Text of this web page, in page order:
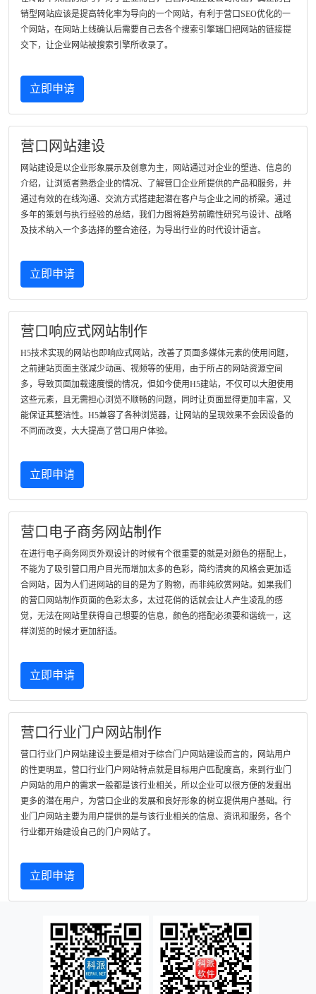
销型网站应该是提高转化率为导向的一个网站，有利于营口SEO优化的一
个网站，在网站上线确认后需要自己去各个搜索引擎端口把网站的链接提
交下，让企业网站被搜索引擎所收录了。
立即申请
营口网站建设
网站建设是以企业形象展示及创意为主，网站通过对企业的塑造、信息的
介绍，让浏览者熟悉企业的情况、了解营口企业所提供的产品和服务，并
通过有效的在线沟通、交流方式搭建起潜在客户与企业之间的桥梁。通过
多年的策划与执行经验的总结，我们力图将趋势前瞻性研究与设计、战略
及技术纳入一个多选择的整合途径，为导出行业的时代设计语言。
立即申请
营口响应式网站制作
H5技术实现的网站也即响应式网站，改善了页面多媒体元素的使用问题，
之前建站页面主张减少动画、视频等的使用，由于所占的网站资源空间
多，导致页面加载速度慢的情况，但如今使用H5建站，不仅可以大胆使用
这些元素，且无需担心浏览不顺畅的问题，同时让页面显得更加丰富，又
能保证其整洁性。H5兼容了各种浏览器，让网站的呈现效果不会因设备的
不同而改变，大大提高了营口用户体验。
立即申请
营口电子商务网站制作
在进行电子商务网页外观设计的时候有个很重要的就是对颜色的搭配上，
不能为了吸引营口用户目光而增加太多的色彩，简约清爽的风格会更加适
合网站，因为人们进网站的目的是为了购物，而非纯欣赏网站。如果我们
的营口网站制作页面的色彩太多，太过花俏的话就会让人产生凌乱的感
觉，无法在网站里获得自己想要的信息，颜色的搭配必须要和谐统一，这
样浏览的时候才更加舒适。
立即申请
营口行业门户网站制作
营口行业门户网站建设主要是相对于综合门户网站建设而言的，网站用户
的性更明显，营口行业门户网站特点就是目标用户匹配度高，来到行业门
户网站的用户的需求一般都是该行业相关，所以企业可以很方便的发掘出
更多的潜在用户，为营口企业的发展和良好形象的树立提供用户基础。行
业门户网站主要为用户提供的是与该行业相关的信息、资讯和服务，各个
行业都开始建设自己的门户网站了。
立即申请